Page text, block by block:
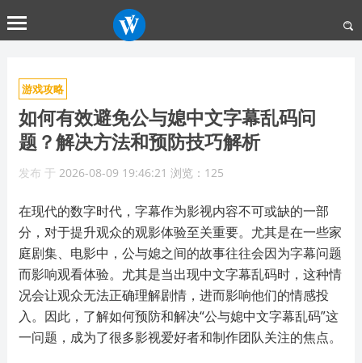
游戏攻略
如何有效避免公与媳中文字幕乱码问
题？解决方法和预防技巧解析
发布 于 2026-08-09 19:46:21 浏览：125
在现代的数字时代，字幕作为影视内容不可或缺的一部
分，对于提升观众的观影体验至关重要。尤其是在一些家
庭剧集、电影中，公与媳之间的故事往往会因为字幕问题
而影响观看体验。尤其是当出现中文字幕乱码时，这种情
况会让观众无法正确理解剧情，进而影响他们的情感投
入。因此，了解如何预防和解决“公与媳中文字幕乱码”这
一问题，成为了很多影视爱好者和制作团队关注的焦点。